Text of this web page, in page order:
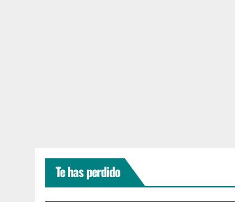
Te has perdido